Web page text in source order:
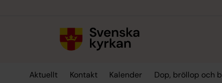
Aktuellt Kontakt Kalender Dop, bröllop och